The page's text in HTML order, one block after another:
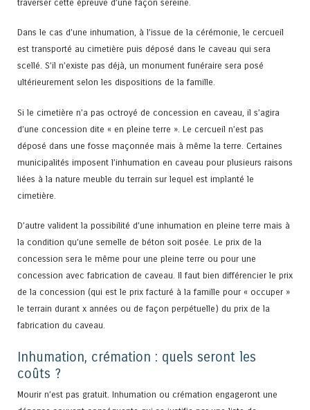
traverser cette épreuve d’une façon sereine.
Dans le cas d’une inhumation, à l’issue de la cérémonie, le cercueil
est transporté au cimetière puis déposé dans le caveau qui sera
scellé. S’il n’existe pas déjà, un monument funéraire sera posé
ultérieurement selon les dispositions de la famille.
Si le cimetière n’a pas octroyé de concession en caveau, il s’agira
d’une concession dite « en pleine terre ». Le cercueil n’est pas
déposé dans une fosse maçonnée mais à même la terre. Certaines
municipalités imposent l’inhumation en caveau pour plusieurs raisons
liées à la nature meuble du terrain sur lequel est implanté le
cimetière.
D’autre valident la possibilité d’une inhumation en pleine terre mais à
la condition qu’une semelle de béton soit posée. Le prix de la
concession sera le même pour une pleine terre ou pour une
concession avec fabrication de caveau. Il faut bien différencier le prix
de la concession (qui est le prix facturé à la famille pour « occuper »
le terrain durant x années ou de façon perpétuelle) du prix de la
fabrication du caveau.
Inhumation, crémation : quels seront les
coûts ?
Mourir n’est pas gratuit. Inhumation ou crémation engageront une